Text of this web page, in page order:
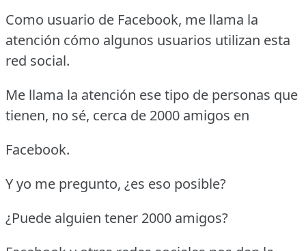
Como usuario de Facebook, me llama la
atención cómo algunos usuarios utilizan esta
red social.
Me llama la atención ese tipo de personas que
tienen, no sé, cerca de 2000 amigos en
Facebook.
Y yo me pregunto, ¿es eso posible?
¿Puede alguien tener 2000 amigos?